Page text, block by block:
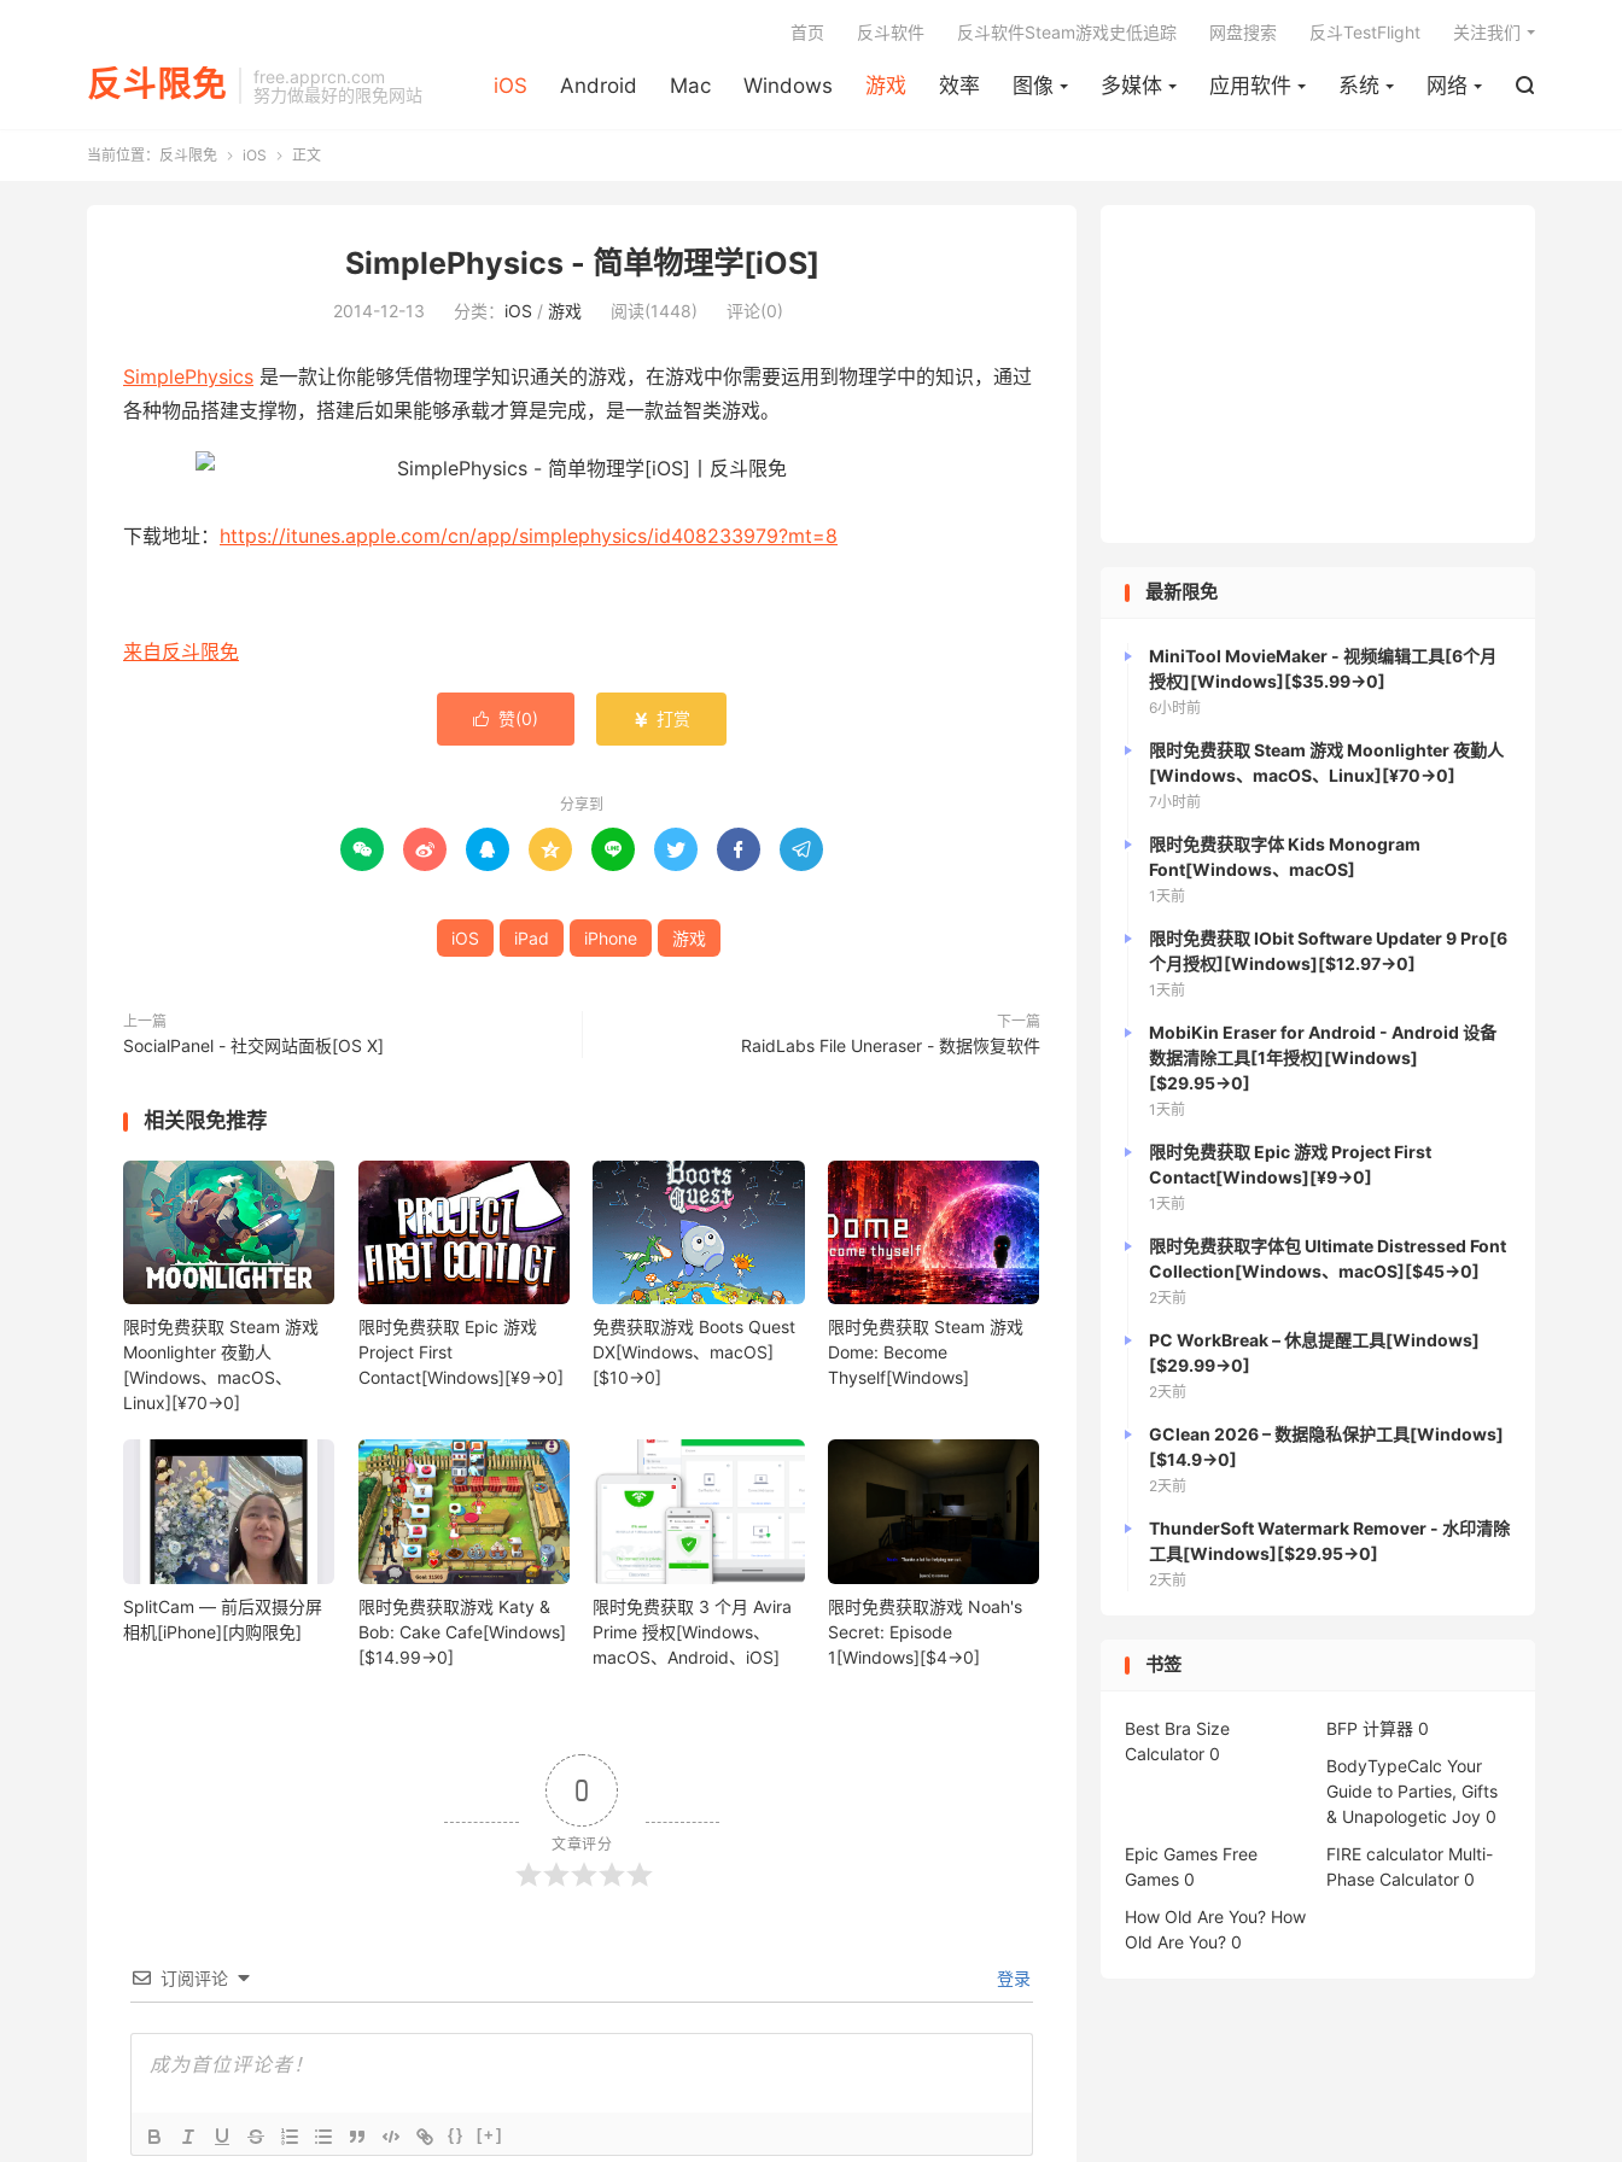
反斗限免
free.apprcn.com
努力做最好的限免网站
iOS Android Mac Windows 游戏 效率 图像 多媒体 应用软件 系统 网络 
首页 反斗软件 反斗软件Steam游戏史低追踪 网盘搜索 反斗TestFlight 关注我们
当前位置： 反斗限免  iOS  正文
SimplePhysics - 简单物理学[iOS]
2014-12-13 分类： iOS / 游戏 阅读(1448) 评论(0)
SimplePhysics 是一款让你能够凭借物理学知识通关的游戏，在游戏中你需要运用到物理学中的知识，通过
各种物品搭建支撑物，搭建后如果能够承载才算是完成，是一款益智类游戏。
下载地址： https://itunes.apple.com/cn/app/simplephysics/id408233979?mt=8
来自反斗限免
 赞(0)  打赏
分享到
       
iOS iPad iPhone 游戏
上一篇
SocialPanel - 社交网站面板[OS X]
下一篇
RaidLabs File Uneraser - 数据恢复软件
相关限免推荐
限时免费获取 Steam 游戏
Moonlighter 夜勤人
[Windows、macOS、
Linux][¥70→0]
限时免费获取 Epic 游戏
Project First
Contact[Windows][¥9→0]
免费获取游戏 Boots Quest
DX[Windows、macOS]
[$10→0]
限时免费获取 Steam 游戏
Dome: Become
Thyself[Windows]
SplitCam — 前后双摄分屏
相机[iPhone][内购限免]
限时免费获取游戏 Katy &
Bob: Cake Cafe[Windows]
[$14.99→0]
限时免费获取 3 个月 Avira
Prime 授权[Windows、
macOS、Android、iOS]
限时免费获取游戏 Noah's
Secret: Episode
1[Windows][$4→0]
0
文章评分
订阅评论 登录
{} [+]
最新限免
MiniTool MovieMaker - 视频编辑工具[6个月
授权][Windows][$35.99→0]
6小时前
限时免费获取 Steam 游戏 Moonlighter 夜勤人
[Windows、macOS、Linux][¥70→0]
7小时前
限时免费获取字体 Kids Monogram
Font[Windows、macOS]
1天前
限时免费获取 IObit Software Updater 9 Pro[6
个月授权][Windows][$12.97→0]
1天前
MobiKin Eraser for Android - Android 设备
数据清除工具[1年授权][Windows]
[$29.95→0]
1天前
限时免费获取 Epic 游戏 Project First
Contact[Windows][¥9→0]
1天前
限时免费获取字体包 Ultimate Distressed Font
Collection[Windows、macOS][$45→0]
2天前
PC WorkBreak – 休息提醒工具[Windows]
[$29.99→0]
2天前
GClean 2026 – 数据隐私保护工具[Windows]
[$14.9→0]
2天前
ThunderSoft Watermark Remover - 水印清除
工具[Windows][$29.95→0]
2天前
书签
Best Bra Size
Calculator 0
BFP 计算器 0
BodyTypeCalc Your
Guide to Parties, Gifts
& Unapologetic Joy 0
Epic Games Free
Games 0
FIRE calculator Multi-
Phase Calculator 0
How Old Are You? How
Old Are You? 0